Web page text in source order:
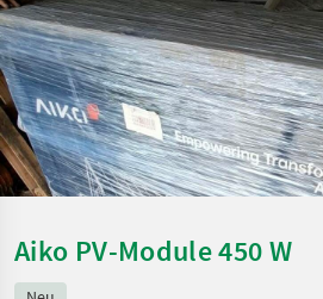
Aiko PV-Module 450 W